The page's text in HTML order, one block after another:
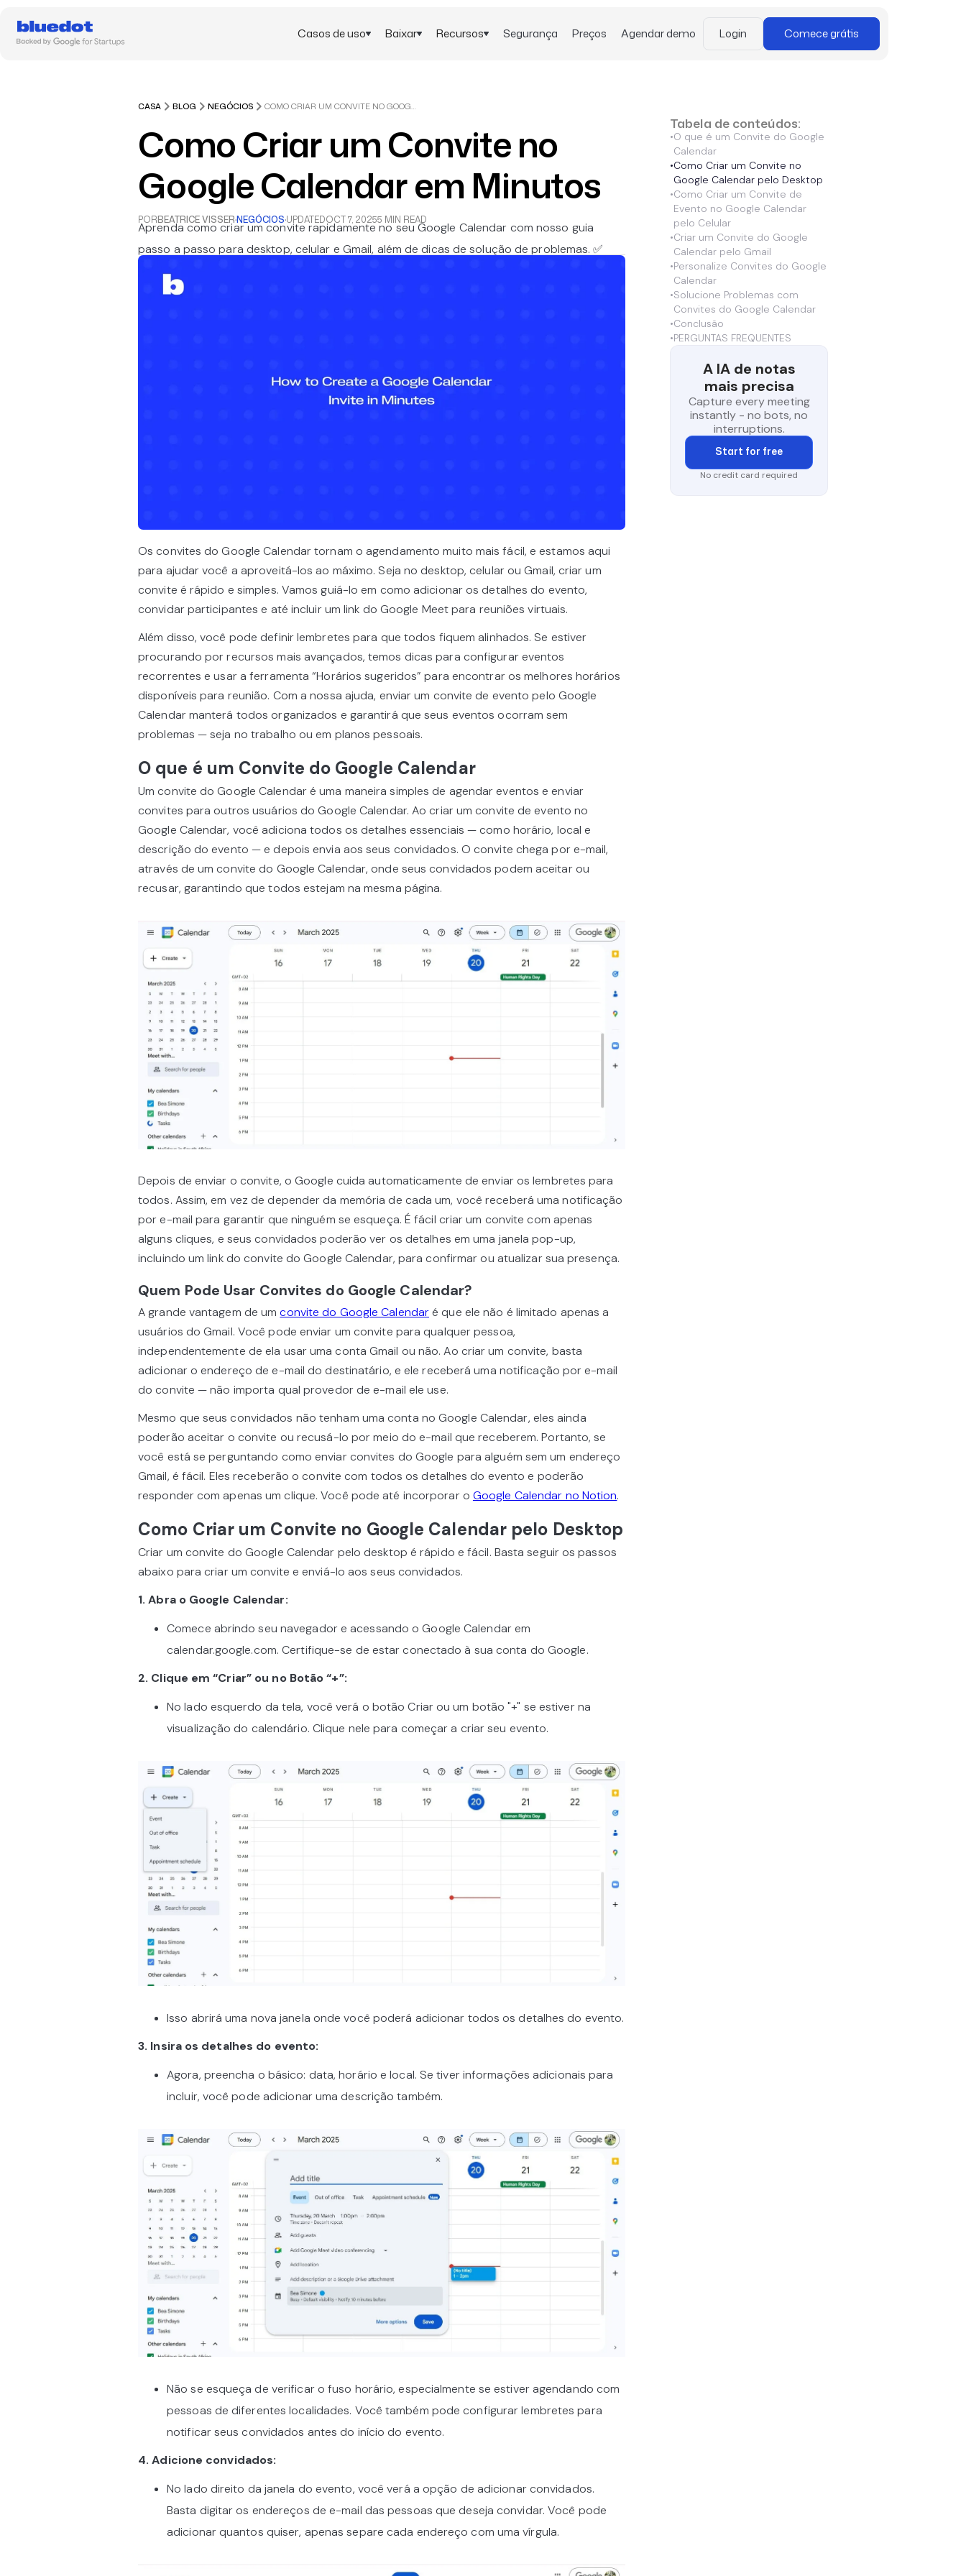
Casos de uso Baixar Recursos Segurança Preços Agendar demo Login Comece grátis
CASA BLOG NEGÓCIOS COMO CRIAR UM CONVITE NO GOOGLE CALENDAR EM MINUTOS
Como Criar um Convite no
Google Calendar em Minutos
PORBEATRICE VISSER·NEGÓCIOS·UPDATEDOCT 7, 20255 MIN READ
Aprenda como criar um convite rapidamente no seu Google Calendar com nosso guia
passo a passo para desktop, celular e Gmail, além de dicas de solução de problemas. ✅
Os convites do Google Calendar tornam o agendamento muito mais fácil, e estamos aqui
para ajudar você a aproveitá-los ao máximo. Seja no desktop, celular ou Gmail, criar um
convite é rápido e simples. Vamos guiá-lo em como adicionar os detalhes do evento,
convidar participantes e até incluir um link do Google Meet para reuniões virtuais.
Além disso, você pode definir lembretes para que todos fiquem alinhados. Se estiver
procurando por recursos mais avançados, temos dicas para configurar eventos
recorrentes e usar a ferramenta “Horários sugeridos” para encontrar os melhores horários
disponíveis para reunião. Com a nossa ajuda, enviar um convite de evento pelo Google
Calendar manterá todos organizados e garantirá que seus eventos ocorram sem
problemas — seja no trabalho ou em planos pessoais.
O que é um Convite do Google Calendar
Um convite do Google Calendar é uma maneira simples de agendar eventos e enviar
convites para outros usuários do Google Calendar. Ao criar um convite de evento no
Google Calendar, você adiciona todos os detalhes essenciais — como horário, local e
descrição do evento — e depois envia aos seus convidados. O convite chega por e-mail,
através de um convite do Google Calendar, onde seus convidados podem aceitar ou
recusar, garantindo que todos estejam na mesma página.
Depois de enviar o convite, o Google cuida automaticamente de enviar os lembretes para
todos. Assim, em vez de depender da memória de cada um, você receberá uma notificação
por e-mail para garantir que ninguém se esqueça. É fácil criar um convite com apenas
alguns cliques, e seus convidados poderão ver os detalhes em uma janela pop-up,
incluindo um link do convite do Google Calendar, para confirmar ou atualizar sua presença.
Quem Pode Usar Convites do Google Calendar?
A grande vantagem de umconvite do Google Calendaré que ele não é limitado apenas a
usuários do Gmail. Você pode enviar um convite para qualquer pessoa,
independentemente de ela usar uma conta Gmail ou não. Ao criar um convite, basta
adicionar o endereço de e-mail do destinatário, e ele receberá uma notificação por e-mail
do convite — não importa qual provedor de e-mail ele use.
Mesmo que seus convidados não tenham uma conta no Google Calendar, eles ainda
poderão aceitar o convite ou recusá-lo por meio do e-mail que receberem. Portanto, se
você está se perguntando como enviar convites do Google para alguém sem um endereço
Gmail, é fácil. Eles receberão o convite com todos os detalhes do evento e poderão
responder com apenas um clique. Você pode até incorporar o Google Calendar no Notion.
Como Criar um Convite no Google Calendar pelo Desktop
Criar um convite do Google Calendar pelo desktop é rápido e fácil. Basta seguir os passos
abaixo para criar um convite e enviá-lo aos seus convidados.
1. Abra o Google Calendar:
Comece abrindo seu navegador e acessando o Google Calendar em
calendar.google.com. Certifique-se de estar conectado à sua conta do Google.
2. Clique em “Criar” ou no Botão “+”:
No lado esquerdo da tela, você verá o botão Criar ou um botão "+" se estiver na
visualização do calendário. Clique nele para começar a criar seu evento.
Isso abrirá uma nova janela onde você poderá adicionar todos os detalhes do evento.
3. Insira os detalhes do evento:
Agora, preencha o básico: data, horário e local. Se tiver informações adicionais para
incluir, você pode adicionar uma descrição também.
Não se esqueça de verificar o fuso horário, especialmente se estiver agendando com
pessoas de diferentes localidades. Você também pode configurar lembretes para
notificar seus convidados antes do início do evento.
4. Adicione convidados:
No lado direito da janela do evento, você verá a opção de adicionar convidados.
Basta digitar os endereços de e-mail das pessoas que deseja convidar. Você pode
adicionar quantos quiser, apenas separe cada endereço com uma vírgula.
Tabela de conteúdos:
•O que é um Convite do Google
Calendar
•Como Criar um Convite no
Google Calendar pelo Desktop
•Como Criar um Convite de
Evento no Google Calendar
pelo Celular
•Criar um Convite do Google
Calendar pelo Gmail
•Personalize Convites do Google
Calendar
•Solucione Problemas com
Convites do Google Calendar
•Conclusão
•PERGUNTAS FREQUENTES
A IA de notas
mais precisa
Capture every meeting
instantly - no bots, no
interruptions.
Start for free
No credit card required